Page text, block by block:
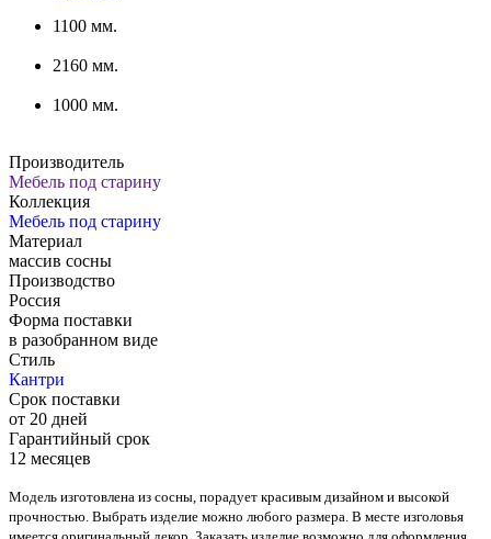
1100 мм.
2160 мм.
1000 мм.
Производитель
Мебель под старину
Коллекция
Мебель под старину
Материал
массив сосны
Производство
Россия
Форма поставки
в разобранном виде
Стиль
Кантри
Срок поставки
от 20 дней
Гарантийный срок
12 месяцев
Модель изготовлена из сосны, порадует красивым дизайном и высокой
прочностью. Выбрать изделие можно любого размера. В месте изголовья